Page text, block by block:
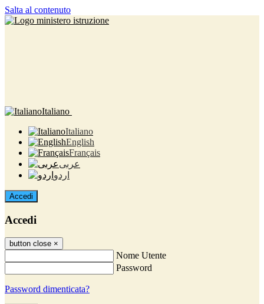
Salta al contenuto
Italiano
Italiano
English
Français
عربى
اردو
Accedi
Accedi
button close ×
Nome Utente
Password
Password dimenticata?